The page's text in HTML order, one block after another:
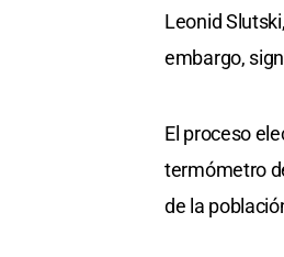
Leonid
embargo,
El proceso
termómetro
de la